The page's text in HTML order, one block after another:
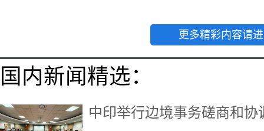
更多精彩内容请
国内新闻精选：
中印举行边境事务磋商和协